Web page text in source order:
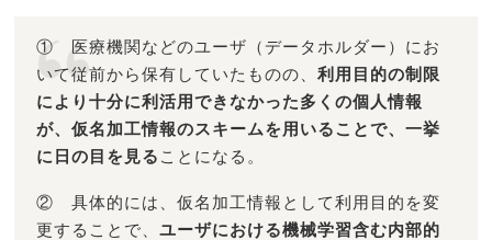
① 医療機関などのユーザ（データホルダー）にお
いて従前から保有していたものの、利用目的の制限
により十分に利活用できなかった多くの個人情報
が、仮名加工情報のスキームを用いることで、一挙
に日の目を見る ことになる。
② 具体的には、仮名加工情報として利用目的を変
更することで、ユーザにおける機械学習含む内部的